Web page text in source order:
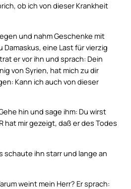
ob ich von dieser Krankheit
und nahm Geschenke mit
Damaskus, eine Last für vierzig
er vor ihn und sprach: Dein
von Syrien, hat mich zu dir
Kann ich auch von dieser
hin und sage ihm: Du wirst
hat mir gezeigt, daß er des Todes
schaute ihn starr und lange an
weint mein Herr? Er sprach: